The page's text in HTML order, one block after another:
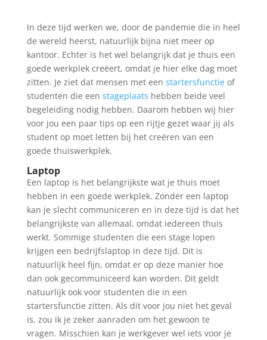
In deze tijd werken we, door de pandemie die in heel
de wereld heerst, natuurlijk bijna niet meer op
kantoor. Echter is het wel belangrijk dat je thuis een
goede werkplek creëert, omdat je hier elke dag moet
zitten. Je ziet dat mensen met een startersfunctieof
studenten die een stageplaats hebben beide veel
begeleiding nodig hebben. Daarom hebben wij hier
voor jou een paar tips op een rijtje gezet waar jij als
student op moet letten bij het creëren van een
goede thuiswerkplek.
Laptop
Een laptop is het belangrijkste wat je thuis moet
hebben in een goede werkplek. Zonder een laptop
kan je slecht communiceren en in deze tijd is dat het
belangrijkste van allemaal, omdat iedereen thuis
werkt. Sommige studenten die een stage lopen
krijgen een bedrijfslaptop in deze tijd. Dit is
natuurlijk heel fijn, omdat er op deze manier hoe
dan ook gecommuniceerd kan worden. Dit geldt
natuurlijk ook voor studenten die in een
startersfunctie zitten. Als dit voor jou niet het geval
is, zou ik je zeker aanraden om het gewoon te
vragen. Misschien kan je werkgever wel iets voor je